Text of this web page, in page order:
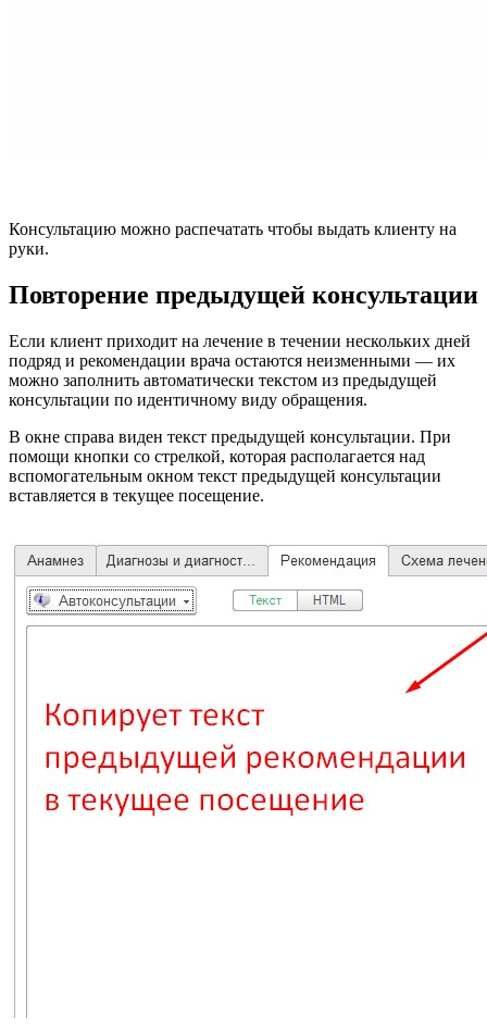
Консультацию можно распечатать чтобы выдать клиенту на
руки.
Повторение предыдущей консультации
Если клиент приходит на лечение в течении нескольких дней
подряд и рекомендации врача остаются неизменными — их
можно заполнить автоматически текстом из предыдущей
консультации по идентичному виду обращения.
В окне справа виден текст предыдущей консультации. При
помощи кнопки со стрелкой, которая располагается над
вспомогательным окном текст предыдущей консультации
вставляется в текущее посещение.